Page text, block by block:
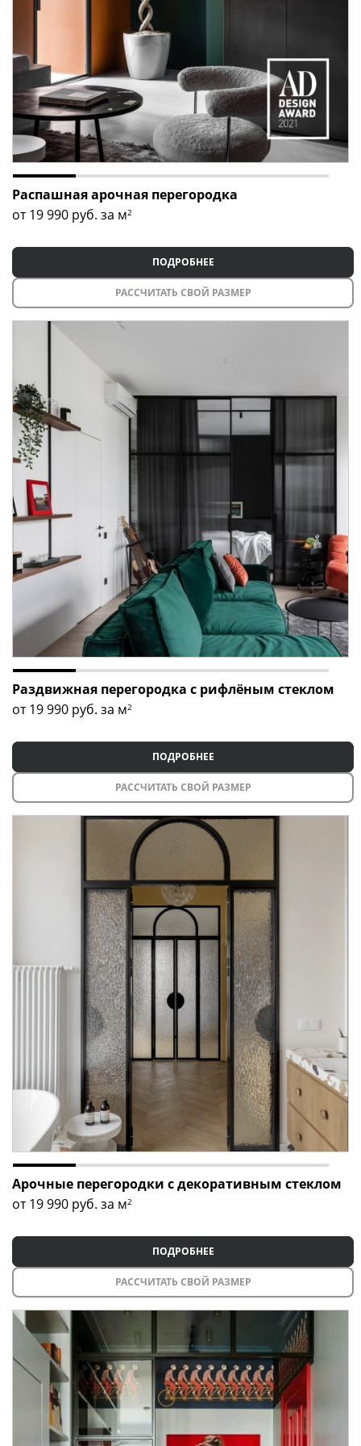
Распашная арочная перегородка
от 19 990 руб. за м2
ПОДРОБНЕЕ
РАССЧИТАТЬ СВОЙ РАЗМЕР
Раздвижная перегородка с рифлёным стеклом
от 19 990 руб. за м2
ПОДРОБНЕЕ
РАССЧИТАТЬ СВОЙ РАЗМЕР
Арочные перегородки с декоративным стеклом
от 19 990 руб. за м2
ПОДРОБНЕЕ
РАССЧИТАТЬ СВОЙ РАЗМЕР